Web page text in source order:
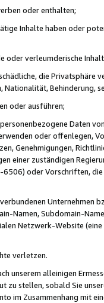
oder enthalten;
Inhalte haben oder
oder verleumderische
die Privatsphäre
Nationalität, Behinderung,
oder ausführen;
Daten
oder offenlegen,
Genehmigungen,
einer zuständigen
oder Vorschriften,
Unternehmen
Namen, Subdomain-
Netzwerk-Website
verletzen.
unserem alleinigen
zu stellen, sobald Sie
im Zusammenhang mit